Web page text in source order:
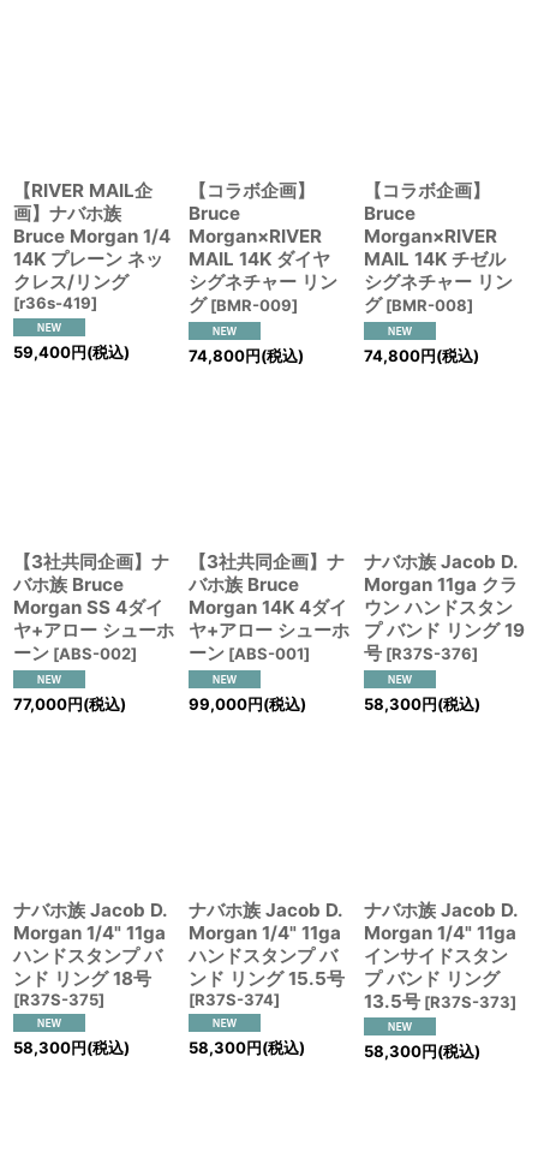
【RIVER MAIL企
画】ナバホ族
Bruce Morgan 1/4
14K プレーン ネッ
クレス/リング
[r36s-419]
59,400円(税込)
【コラボ企画】
Bruce
Morgan×RIVER
MAIL 14K ダイヤ
シグネチャー リン
グ [BMR-009]
74,800円(税込)
【コラボ企画】
Bruce
Morgan×RIVER
MAIL 14K チゼル
シグネチャー リン
グ [BMR-008]
74,800円(税込)
【3社共同企画】ナ
バホ族 Bruce
Morgan SS 4ダイ
ヤ+アロー シューホ
ーン [ABS-002]
77,000円(税込)
【3社共同企画】ナ
バホ族 Bruce
Morgan 14K 4ダイ
ヤ+アロー シューホ
ーン [ABS-001]
99,000円(税込)
ナバホ族 Jacob D.
Morgan 11ga クラ
ウン ハンドスタン
プ バンド リング 19
号 [R37S-376]
58,300円(税込)
ナバホ族 Jacob D.
Morgan 1/4" 11ga
ハンドスタンプ バ
ンド リング 18号
[R37S-375]
58,300円(税込)
ナバホ族 Jacob D.
Morgan 1/4" 11ga
ハンドスタンプ バ
ンド リング 15.5号
[R37S-374]
58,300円(税込)
ナバホ族 Jacob D.
Morgan 1/4" 11ga
インサイドスタン
プ バンド リング
13.5号 [R37S-373]
58,300円(税込)